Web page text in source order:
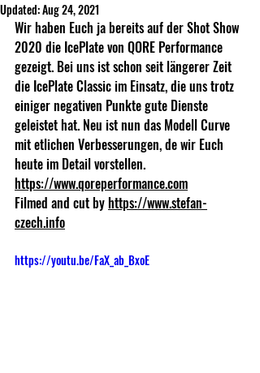
Updated:Aug 24, 2021
Wir haben Euch ja bereits auf der Shot Show
2020 die IcePlate von QORE Performance
gezeigt. Bei uns ist schon seit längerer Zeit
die IcePlate Classic im Einsatz, die uns trotz
einiger negativen Punkte gute Dienste
geleistet hat. Neu ist nun das Modell Curve
mit etlichen Verbesserungen, de wir Euch
heute im Detail vorstellen.
https://www.qoreperformance.com
Filmed and cut by https://www.stefan-
czech.info
https://youtu.be/FaX_ab_BxoE